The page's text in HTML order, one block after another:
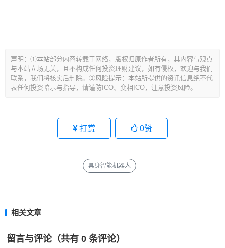
章
导
航
声明：①本站部分内容转载于网络，版权归原作者所有，其内容与观点
与本站立场无关，且不构成任何投资理财建议，如有侵权，欢迎与我们
联系，我们将核实后删除。②风险提示：本站所提供的资讯信息绝不代
表任何投资暗示与指导，请谨防ICO、变相ICO，注意投资风险。
打赏 0赞
具身智能机器人
相关文章
留言与评论（共有 0 条评论）